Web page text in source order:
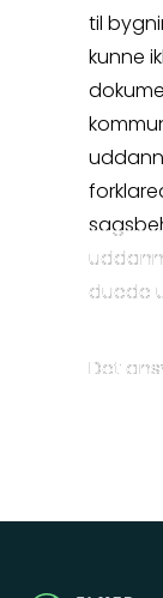
Kontakt
Fagområder
Spørgsmål
til
kunne
duede
Det